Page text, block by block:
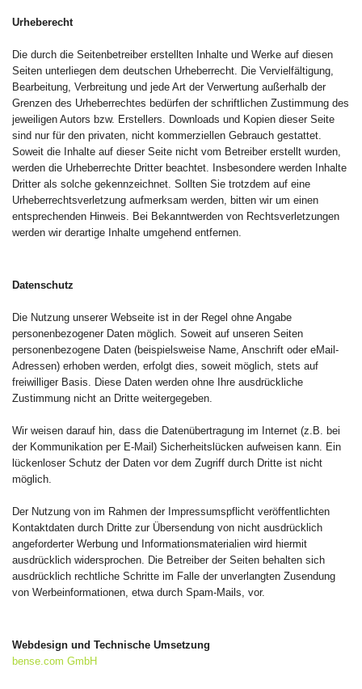
Urheberecht
Die durch die Seitenbetreiber erstellten Inhalte und Werke auf diesen
Seiten unterliegen dem deutschen Urheberrecht. Die Vervielfältigung,
Bearbeitung, Verbreitung und jede Art der Verwertung außerhalb der
Grenzen des Urheberrechtes bedürfen der schriftlichen Zustimmung des
jeweiligen Autors bzw. Erstellers. Downloads und Kopien dieser Seite
sind nur für den privaten, nicht kommerziellen Gebrauch gestattet.
Soweit die Inhalte auf dieser Seite nicht vom Betreiber erstellt wurden,
werden die Urheberrechte Dritter beachtet. Insbesondere werden Inhalte
Dritter als solche gekennzeichnet. Sollten Sie trotzdem auf eine
Urheberrechtsverletzung aufmerksam werden, bitten wir um einen
entsprechenden Hinweis. Bei Bekanntwerden von Rechtsverletzungen
werden wir derartige Inhalte umgehend entfernen.
Datenschutz
Die Nutzung unserer Webseite ist in der Regel ohne Angabe
personenbezogener Daten möglich. Soweit auf unseren Seiten
personenbezogene Daten (beispielsweise Name, Anschrift oder eMail-
Adressen) erhoben werden, erfolgt dies, soweit möglich, stets auf
freiwilliger Basis. Diese Daten werden ohne Ihre ausdrückliche
Zustimmung nicht an Dritte weitergegeben.
Wir weisen darauf hin, dass die Datenübertragung im Internet (z.B. bei
der Kommunikation per E-Mail) Sicherheitslücken aufweisen kann. Ein
lückenloser Schutz der Daten vor dem Zugriff durch Dritte ist nicht
möglich.
Der Nutzung von im Rahmen der Impressumspflicht veröffentlichten
Kontaktdaten durch Dritte zur Übersendung von nicht ausdrücklich
angeforderter Werbung und Informationsmaterialien wird hiermit
ausdrücklich widersprochen. Die Betreiber der Seiten behalten sich
ausdrücklich rechtliche Schritte im Falle der unverlangten Zusendung
von Werbeinformationen, etwa durch Spam-Mails, vor.
Webdesign und Technische Umsetzung
bense.com GmbH